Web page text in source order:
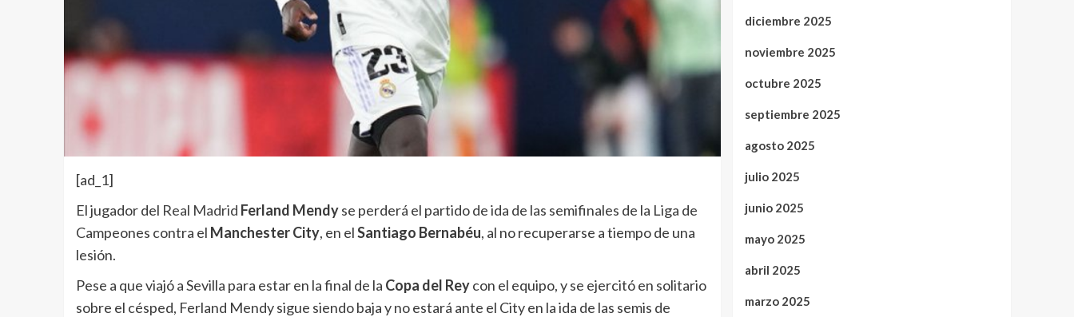
[ad_1]
El jugador del Real Madrid Ferland Mendyse perderá el partido de ida de las semifinales de la Liga de
Campeones contra el Manchester City, en elSantiago Bernabéu, al no recuperarse a tiempo de una
lesión.
Pese a que viajó a Sevilla para estar en la final de la Copa del Reycon el equipo, y se ejercitó en solitario
sobre el césped, Ferland Mendy sigue siendo baja y no estará ante el City en la ida de las semis de
diciembre 2025
noviembre 2025
octubre 2025
septiembre 2025
agosto 2025
julio 2025
junio 2025
mayo 2025
abril 2025
marzo 2025